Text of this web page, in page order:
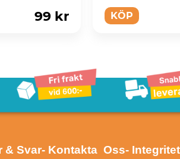
99 kr KÖP
& Svar- Kontakta Oss-